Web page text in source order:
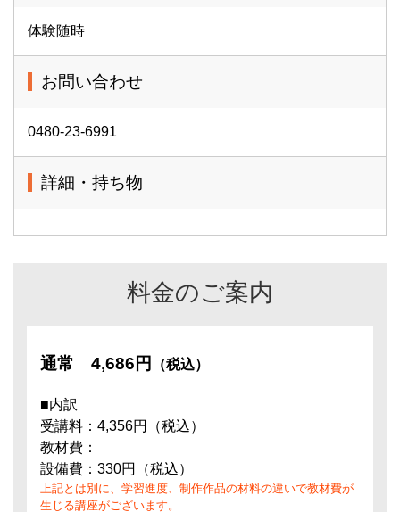
体験随時
お問い合わせ
0480-23-6991
詳細・持ち物
料金のご案内
通常 4,686円 （税込）
■内訳
受講料：4,356円（税込）
教材費：
設備費：330円（税込）
上記とは別に、学習進度、制作作品の材料の違いで教材費が
生じる講座がございます。